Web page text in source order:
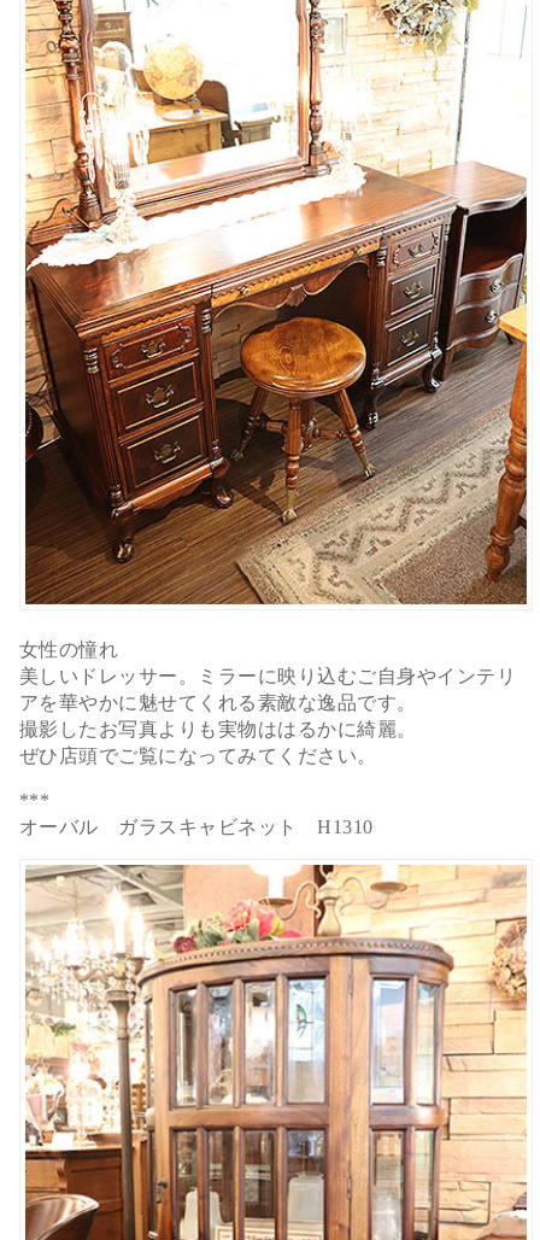
女性の憧れ
美しいドレッサー。ミラーに映り込むご自身やインテリ
アを華やかに魅せてくれる素敵な逸品です。
撮影したお写真よりも実物ははるかに綺麗。
ぜひ店頭でご覧になってみてください。
***
オーバル ガラスキャビネット H1310